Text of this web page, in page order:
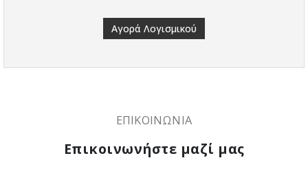
Αγορά Λογισμικού
ΕΠΙΚΟΙΝΩΝΙΑ
Επικοινωνήστε μαζί μας